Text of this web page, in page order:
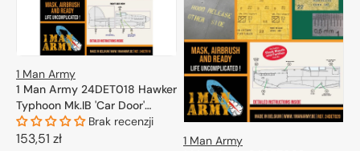
1 Man Army
1 Man Army 24DET018 Hawker
Typhoon Mk.IB 'Car Door'
(Airfix) 1/24
Brak recenzji
Cena
153,51 zł
1 Man Army